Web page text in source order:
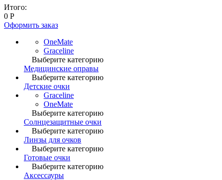
Итого:
0 Р
Оформить заказ
OneMate
Graceline
Выберите категорию
Медицинские оправы
Выберите категорию
Детские очки
Graceline
OneMate
Выберите категорию
Солнцезащитные очки
Выберите категорию
Линзы для очков
Выберите категорию
Готовые очки
Выберите категорию
Аксессауры